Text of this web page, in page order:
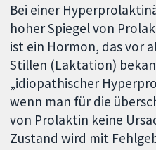
Bei einer
hoher Spiegel von
ist ein Hormon, das vor
Stillen (Laktation)
„idiopathischer
wenn man für die
von Prolaktin keine
Zustand wird mit